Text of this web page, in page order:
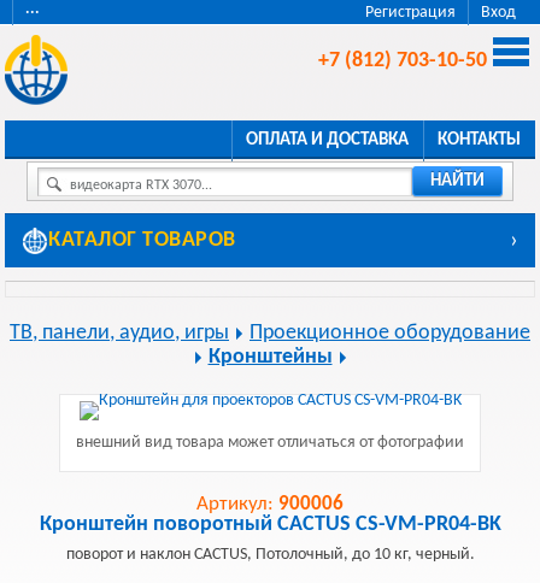
Регистрация Вход
···
+7 (812) 703-10-50
ОПЛАТА И ДОСТАВКА КОНТАКТЫ
видеокарта RTX 3070... НАЙТИ
КАТАЛОГ ТОВАРОВ ›
ТВ, панели, аудио, игры
Проекционное оборудование
Кронштейны
внешний вид товара может отличаться от фотографии
Артикул: 900006
Кронштейн поворотный CACTUS CS-VM-PR04-BK
поворот и наклон CACTUS, Потолочный, до 10 кг, черный.